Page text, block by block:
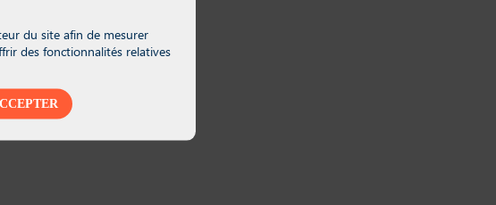
du site afin de mesurer
des fonctionnalités relatives